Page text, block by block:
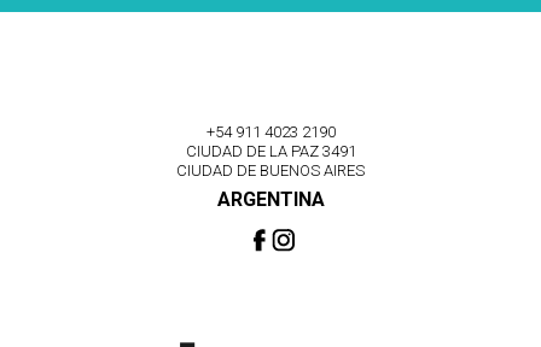
+54 911 4023 2190
CIUDAD DE LA PAZ 3491
CIUDAD DE BUENOS AIRES
ARGENTINA